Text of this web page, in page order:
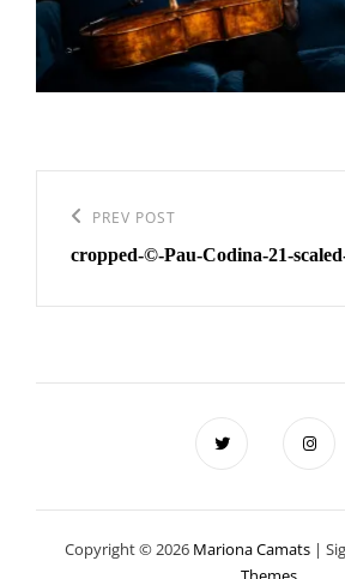
d'entrades
Previous
Post
PREV POST
cropped-©️-Pau-Codina-21-
Copyright © 2026 Mariona Camats |